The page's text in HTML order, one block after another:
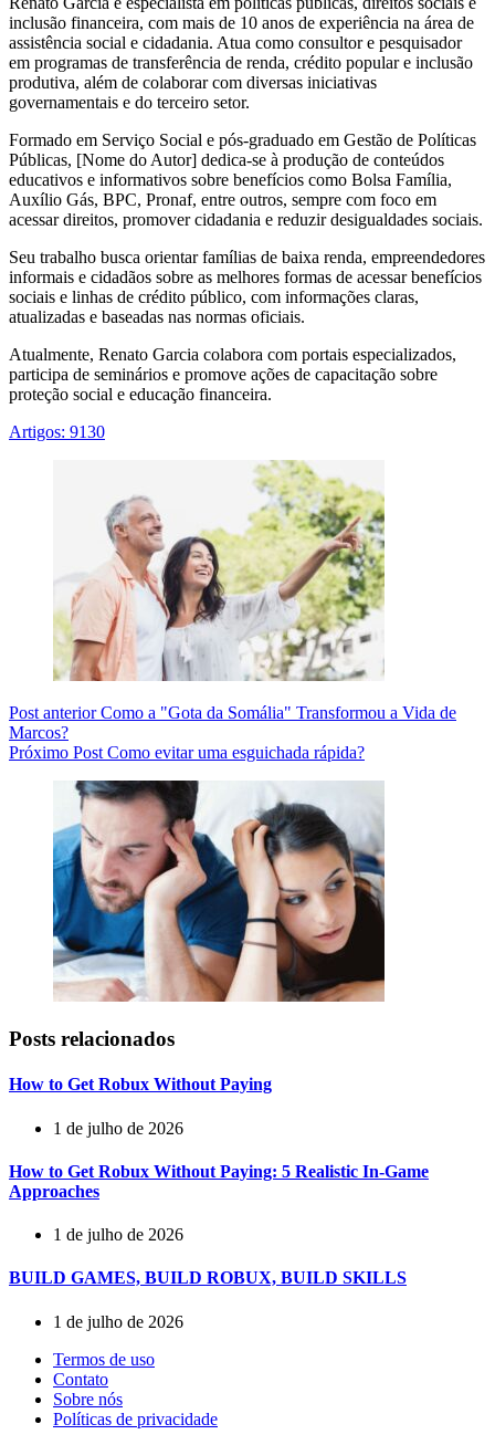
inclusão financeira, com mais de 10 anos de experiência na área de
assistência social e cidadania. Atua como consultor e pesquisador
em programas de transferência de renda, crédito popular e inclusão
produtiva, além de colaborar com diversas iniciativas
governamentais e do terceiro setor.
Formado em Serviço Social e pós-graduado em Gestão de Políticas
Públicas, [Nome do Autor] dedica-se à produção de conteúdos
educativos e informativos sobre benefícios como Bolsa Família,
Auxílio Gás, BPC, Pronaf, entre outros, sempre com foco em
acessar direitos, promover cidadania e reduzir desigualdades sociais.
Seu trabalho busca orientar famílias de baixa renda, empreendedores
informais e cidadãos sobre as melhores formas de acessar benefícios
sociais e linhas de crédito público, com informações claras,
atualizadas e baseadas nas normas oficiais.
Atualmente, Renato Garcia colabora com portais especializados,
participa de seminários e promove ações de capacitação sobre
proteção social e educação financeira.
Artigos: 9130
Post anteriorComo a "Gota da Somália" Transformou a Vida de
Marcos?
Próximo Post Como evitar uma esguichada rápida?
Posts relacionados
How to Get Robux Without Paying
1 de julho de 2026
How to Get Robux Without Paying: 5 Realistic In-Game
Approaches
1 de julho de 2026
BUILD GAMES, BUILD ROBUX, BUILD SKILLS
1 de julho de 2026
Termos de uso
Contato
Sobre nós
Políticas de privacidade